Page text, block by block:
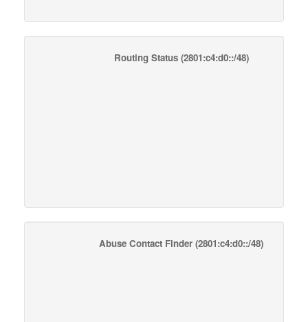
Routing Status(2801:c4:d0::/48)
Abuse Contact Finder (2801:c4:d0::/48)